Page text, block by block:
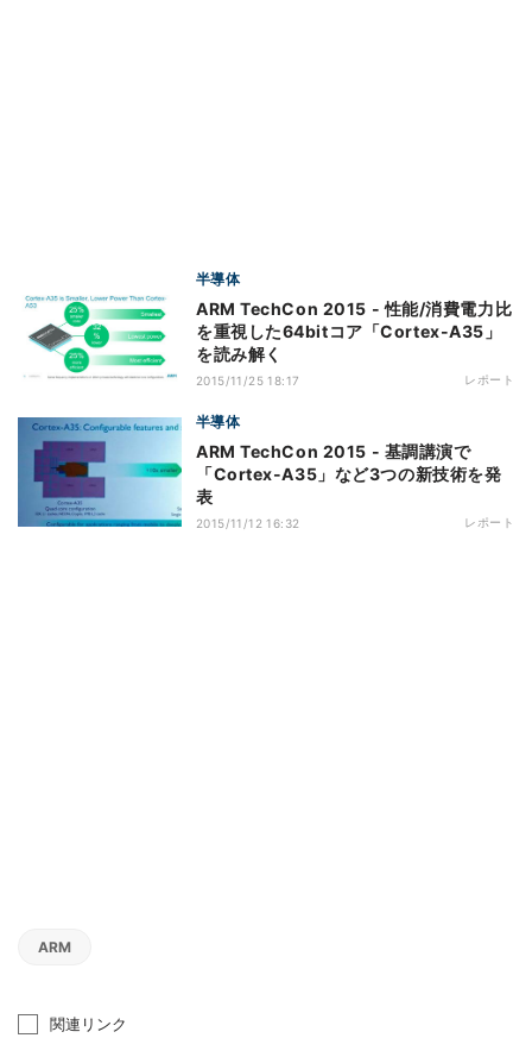
半導体
ARM TechCon 2015 - 性能/消費電力比
を重視した64bitコア「Cortex-A35」
を読み解く
2015/11/25 18:17 レポート
半導体
ARM TechCon 2015 - 基調講演で
「Cortex-A35」など3つの新技術を発
表
2015/11/12 16:32 レポート
ARM
関連リンク